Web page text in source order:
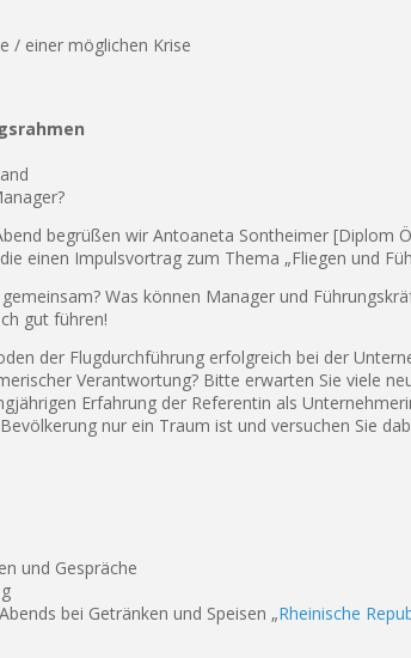
/ einer möglichen Krise
begrüßen wir Antoaneta Sontheimer [Diplom
einen Impulsvortrag zum Thema „Fliegen und
gemeinsam? Was können Manager und
gut führen!
der Flugdurchführung erfolgreich bei der
Verantwortung? Bitte erwarten Sie viele
Erfahrung der Referentin als
nur ein Traum ist und versuchen Sie
und Gespräche
bei Getränken und Speisen „Rheinische